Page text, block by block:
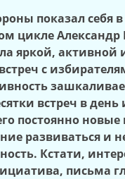
показал себя
цикле Александр
яркой, активной
с
встреч в
постоянно
развиваться и
Кстати,
письма